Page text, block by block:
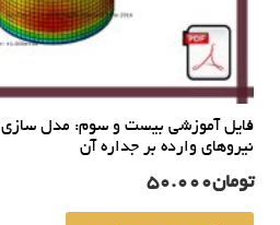
فایل آموزشی بیست و سوم: مدل
نیروهای وارده بر جداره آن
تومان50.000